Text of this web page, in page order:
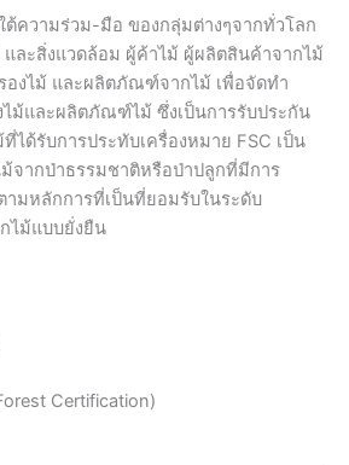
ต้ความร่วม-มือ ของกลุ่มต่างๆจากทั่วโลก
ละสิ่งแวดล้อม ผู้ค้าไม้ ผู้ผลิตสินค้าจากไม้
องไม้ และผลิตภัณฑ์จากไม้ เพื่อจัดทำ
ไม้และผลิตภัณฑ์ไม้ ซึ่งเป็นการรับประกัน
ได้รับการประทับเครื่องหมาย FSC เป็น
จากป่าธรรมชาติหรือป่าปลูกที่มีการ
ามหลักการที่เป็นที่ยอมรับในระดับ
ไม้แบบยั่งยืน
Certification)